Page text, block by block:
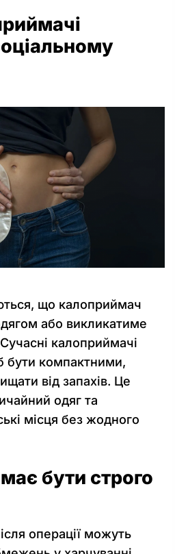
що калоприймач
або викликатиме
калоприймачі
бути компактними,
від запахів. Це
одяг та
місця без жодного
бути строго
операції можуть